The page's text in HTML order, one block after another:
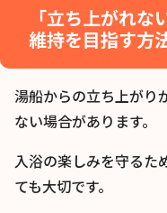
「立ち上がれ
維持を目指す方
湯船からの立ち上がり
ない場合があります。
入浴の楽しみを守るた
ても大切です。